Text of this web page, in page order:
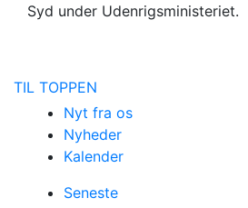
Syd under Udenrigsministeriet.
TIL TOPPEN
Nyt fra os
Nyheder
Kalender
Seneste